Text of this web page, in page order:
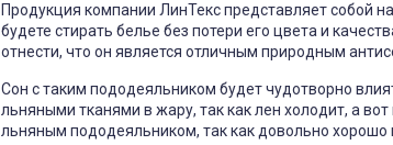
Непромокаемый чехол на
матрас Grey защитный
Розмір 180 на 200, має висоту
лише 20 см матрас: підійде цей
варіант? Чи не створює цей
матеріал шурхотіння при
Чехол на
спинкой
жаккард
Чохол
Усе
моє
Продукция компании ЛинТекс представляет собой
будете стирать белье без потери его цвета и
отнести, что он является отличным природным
Сон с таким пододеяльником будет чудотворно
льняными тканями в жару, так как лен холодит, а
льняным пододеяльником, так как довольно хорошо